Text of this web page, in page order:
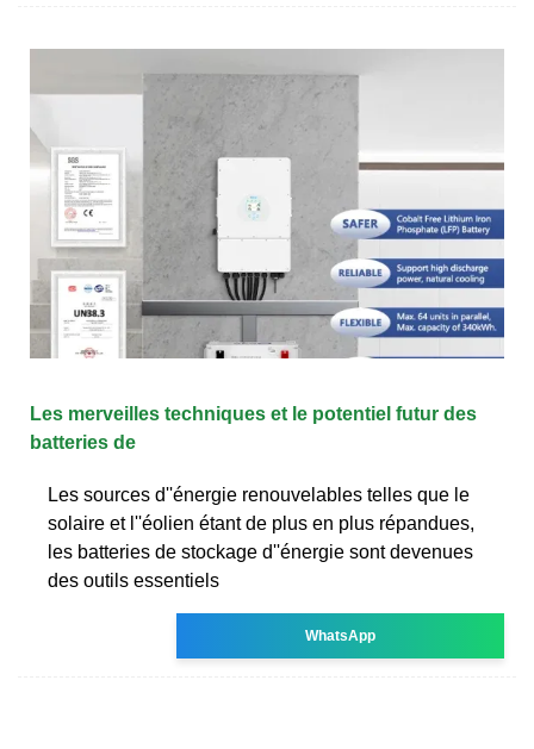
Les merveilles techniques et le potentiel futur des
batteries de
Les sources d''énergie renouvelables telles que le
solaire et l''éolien étant de plus en plus répandues,
les batteries de stockage d''énergie sont devenues
des outils essentiels
WhatsApp